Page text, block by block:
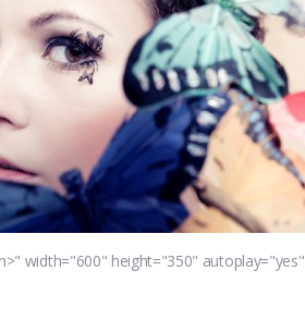
width="600" height="350" autoplay="yes"